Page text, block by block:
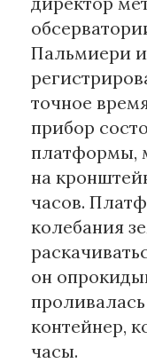
Пальмиери
точное
прибор
платформы,
на
часов.
колебания
он
контейнер,
часы.